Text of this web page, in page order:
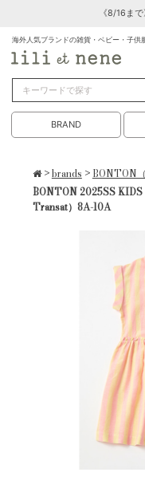
《8/16ま
海外人気ブランドの雑貨・ベビー・子供
BRAND
>brands > BONTON
BONTON 2025SS KIDS
Transat）8A-10A